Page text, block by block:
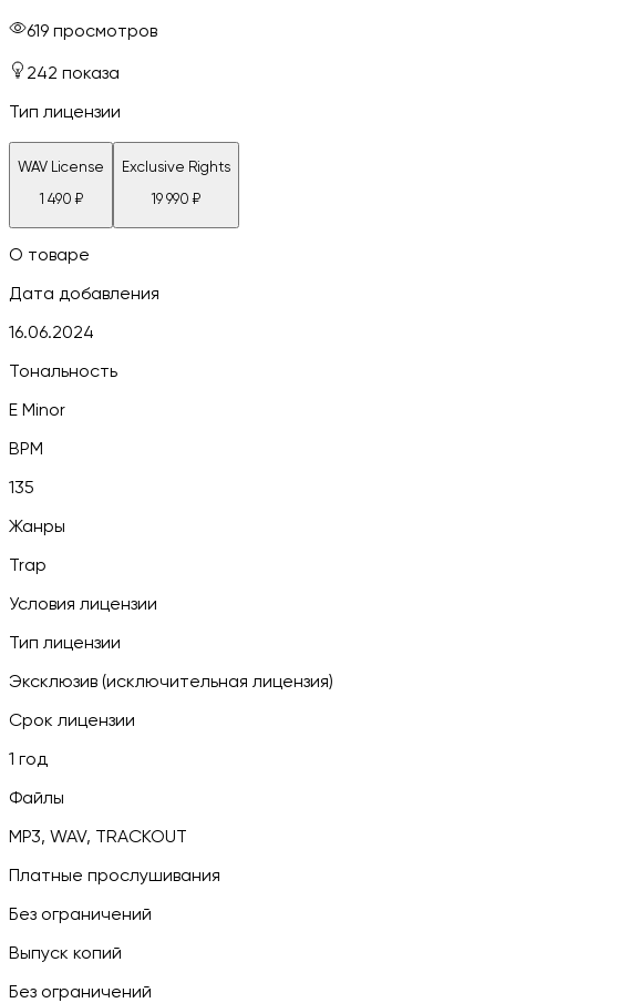
619 просмотров
242 показа
Тип лицензии
WAV License
1 490 ₽
Exclusive Rights
19 990 ₽
О товаре
Дата добавления
16.06.2024
Тональность
E Minor
BPM
135
Жанры
Trap
Условия лицензии
Тип лицензии
Эксклюзив (исключительная лицензия)
Срок лицензии
1 год
Файлы
MP3, WAV, TRACKOUT
Платные прослушивания
Без ограничений
Выпуск копий
Без ограничений